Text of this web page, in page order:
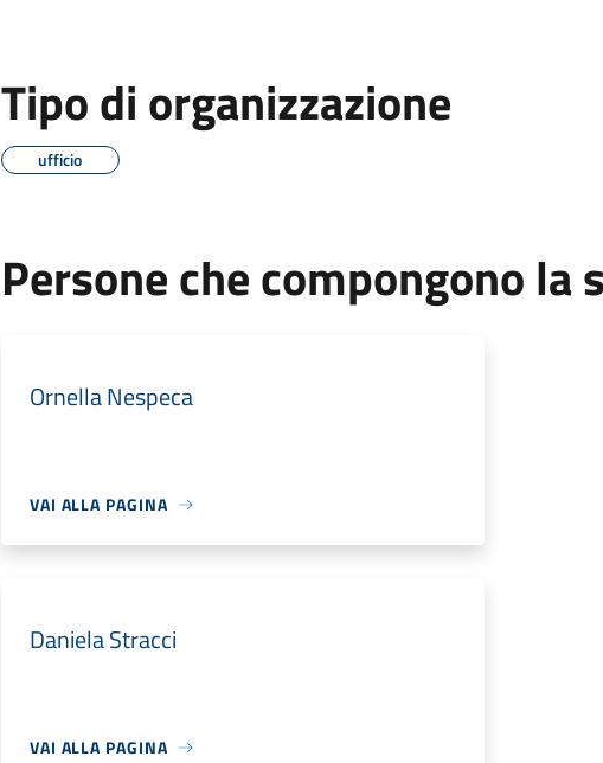
Tipo di organizzazione
ufficio
Persone che compongono
Ornella Nespeca
VAI ALLA PAGINA
Daniela Stracci
VAI ALLA PAGINA